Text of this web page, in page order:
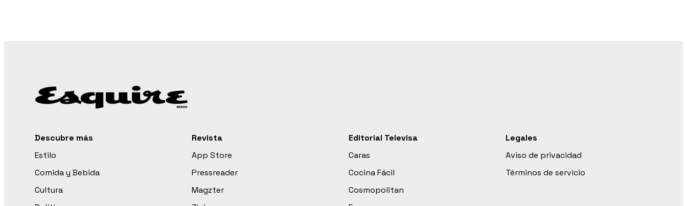
Descubre más
Estilo
Comida y Bebida
Cultura
Revista
App Store
Pressreader
Magzter
Editorial Televisa
Caras
Cocina Fácil
Cosmopolitan
Legales
Aviso de privacidad
Términos de servicio